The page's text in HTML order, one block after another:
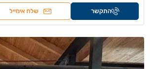
התקשר שלח אימייל